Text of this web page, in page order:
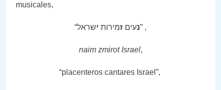
musicales,
“ נעים זמירות י שראל” ,
naim zmirot Israel,
“placenteros cantares Israel”,